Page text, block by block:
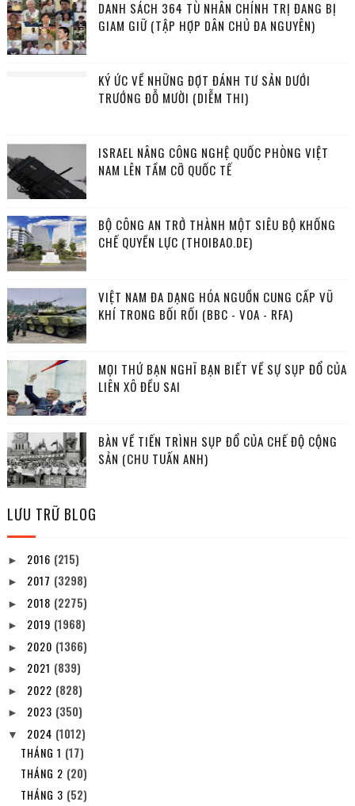
DANH SÁCH 364 TÙ NHÂN CHÍNH TRỊ ĐANG BỊ
GIAM GIỮ (TẬP HỢP DÂN CHỦ ĐA NGUYÊN)
KÝ ỨC VỀ NHỮNG ĐỢT ĐÁNH TƯ SẢN DƯỚI
TRƯỚNG ĐỖ MƯỜI (DIỄM THI)
ISRAEL NÂNG CÔNG NGHỆ QUỐC PHÒNG VIỆT
NAM LÊN TẦM CỠ QUỐC TẾ
BỘ CÔNG AN TRỞ THÀNH MỘT SIÊU BỘ KHỐNG
CHẾ QUYỀN LỰC (THOIBAO.DE)
VIỆT NAM ĐA DẠNG HÓA NGUỒN CUNG CẤP VŨ
KHÍ TRONG BỐI RỐI (BBC - VOA - RFA)
MỌI THỨ BẠN NGHĨ BẠN BIẾT VỀ SỰ SỤP ĐỔ CỦA
LIÊN XÔ ĐỀU SAI
BÀN VỀ TIẾN TRÌNH SỤP ĐỔ CỦA CHẾ ĐỘ CỘNG
SẢN (CHU TUẤN ANH)
LƯU TRỮ BLOG
► 2016 (215)
► 2017 (3298)
► 2018 (2275)
► 2019 (1968)
► 2020 (1366)
► 2021 (839)
► 2022 (828)
► 2023 (350)
▼ 2024 (1012)
THÁNG 1 (17)
THÁNG 2 (20)
THÁNG 3 (52)